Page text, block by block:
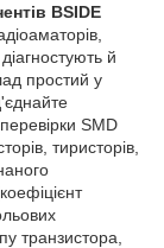
BSIDE
й
простий у
SMD
тиристорів,
транзистора,